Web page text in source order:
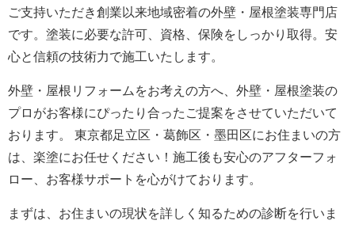
ご支持いただき創業以来地域密着の外壁・屋根塗装専門店
です。塗装に必要な許可、資格、保険をしっかり取得。安
心と信頼の技術力で施工いたします。
外壁・屋根リフォームをお考えの方へ、外壁・屋根塗装の
プロがお客様にぴったり合ったご提案をさせていただいて
おります。 東京都足立区・葛飾区・墨田区にお住まいの方
は、楽塗にお任せください！施工後も安心のアフターフォ
ロー、お客様サポートを心がけております。
まずは、お住まいの現状を詳しく知るための診断を行いま